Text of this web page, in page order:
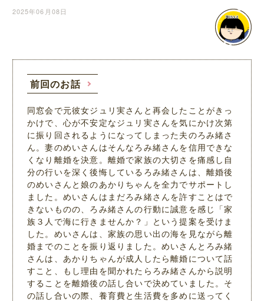
2025年06月08日
前回のお話
同窓会で元彼女ジュリ実さんと再会したことがきっ
かけで、心が不安定なジュリ実さんを気にかけ次第
に振り回されるようになってしまった夫のろみ緒さ
ん。妻のめいさんはそんなろみ緒さんを信用できな
くなり離婚を決意。離婚で家族の大切さを痛感し自
分の行いを深く後悔しているろみ緒さんは、離婚後
のめいさんと娘のあかりちゃんを全力でサポートし
ました。めいさんはまだろみ緒さんを許すことはで
きないものの、ろみ緒さんの行動に誠意を感じ「家
族３人で海に行きませんか？」という提案を受けま
した。めいさんは、家族の思い出の海を見ながら離
婚までのことを振り返りました。めいさんとろみ緒
さんは、あかりちゃんが成人したら離婚について話
すこと、もし理由を聞かれたらろみ緒さんから説明
することを離婚後の話し合いで決めていました。そ
の話し合いの際、養育費と生活費を多めに送ってく